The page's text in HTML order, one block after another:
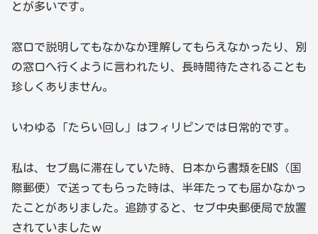
とが多いです。
窓口で説明してもなかなか理解してもらえなかったり、別
の窓口へ行くように言われたり、長時間待たされることも
珍しくありません。
いわゆる「たらい回し」はフィリピンでは日常的です。
私は、セブ島に滞在していた時、日本から書類をEMS（国
際郵便）で送ってもらった時は、半年たっても届かなかっ
たことがありました。追跡すると、セブ中央郵便局で放置
されていましたｗ